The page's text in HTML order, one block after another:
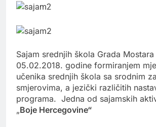
Sajam srednjih škola Grada
05.02.2018. godine formiranjem
učenika srednjih škola sa srodnim
smjerovima, a jezički različitih
programa. Jedna od sajamskih
„Boje Hercegovine“